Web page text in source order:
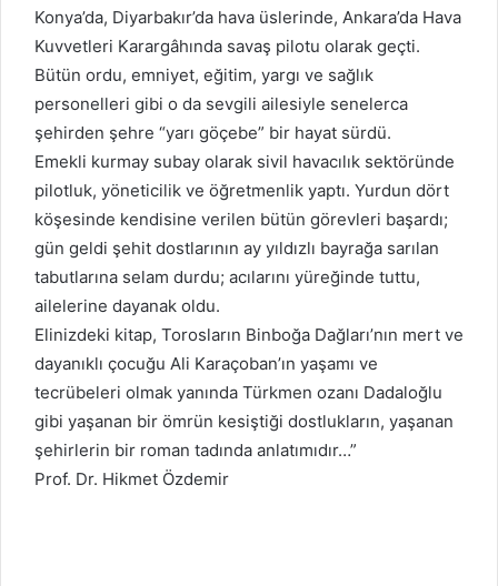
Konya’da, Diyarbakır’da hava üslerinde, Ankara’da Hava
Kuvvetleri Karargâhında savaş pilotu olarak geçti.
Bütün ordu, emniyet, eğitim, yargı ve sağlık
personelleri gibi o da sevgili ailesiyle senelerca
şehirden şehre “yarı göçebe” bir hayat sürdü.
Emekli kurmay subay olarak sivil havacılık sektöründe
pilotluk, yöneticilik ve öğretmenlik yaptı. Yurdun dört
köşesinde kendisine verilen bütün görevleri başardı;
gün geldi şehit dostlarının ay yıldızlı bayrağa sarılan
tabutlarına selam durdu; acılarını yüreğinde tuttu,
ailelerine dayanak oldu.
Elinizdeki kitap, Torosların Binboğa Dağları’nın mert ve
dayanıklı çocuğu Ali Karaçoban’ın yaşamı ve
tecrübeleri olmak yanında Türkmen ozanı Dadaloğlu
gibi yaşanan bir ömrün kesiştiği dostlukların, yaşanan
şehirlerin bir roman tadında anlatımıdır…”
Prof. Dr. Hikmet Özdemir